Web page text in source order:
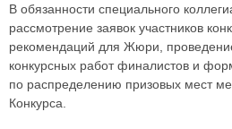
В обязанности специального
рассмотрение заявок участников
рекомендаций для Жюри,
конкурсных работ финалистов и
по распределению призовых мест
Конкурса.